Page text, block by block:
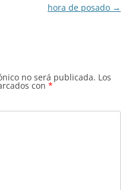
hora de posado →
no será publicada. Los
con *